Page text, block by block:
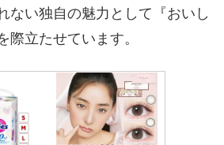
ない独自の魅力として『おいし
際立たせています。